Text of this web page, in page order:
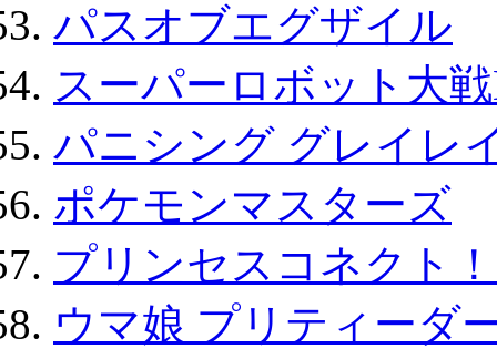
パスオブエグザイル
スーパーロボット大
パニシング グレイレ
ポケモンマスターズ
プリンセスコネクト
ウマ娘 プリティーダ